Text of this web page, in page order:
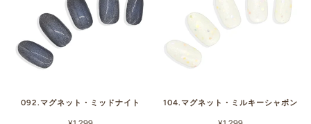
092.マグネット・ミッドナイト 104.マグネット・ミルキーシャボン